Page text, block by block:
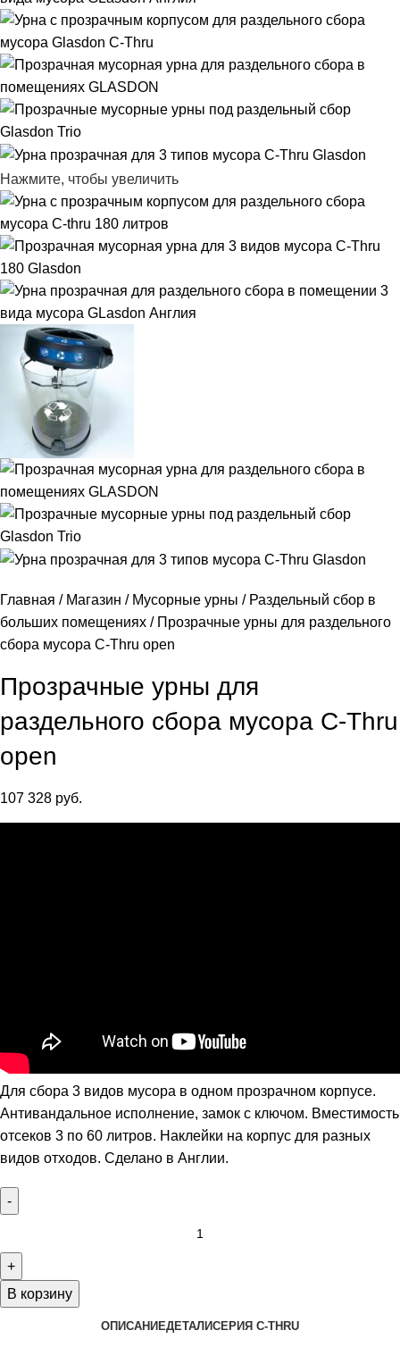
Нажмите, чтобы увеличить
Главная Магазин Мусорные урны
Раздельный сбор в
больших помещениях
Прозрачные урны для раздельного
сбора мусора C-Thru open
Прозрачные урны для
раздельного сбора мусора C-Thru
open
107 328 руб.
Для сбора 3 видов мусора в одном прозрачном корпусе.
Антивандальное исполнение, замок с ключом. Вместимость
отсеков 3 по 60 литров. Наклейки на корпус для разных
видов отходов. Сделано в Англии.
В корзину
ОПИСАНИЕДЕТАЛИСЕРИЯ C-THRU